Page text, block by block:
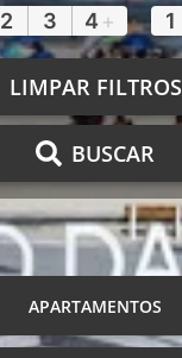
2 3 4 + 1
LIMPAR FILTROS
BUSCAR
APARTAMENTOS